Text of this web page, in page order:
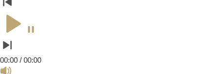
00:00 / 00:00